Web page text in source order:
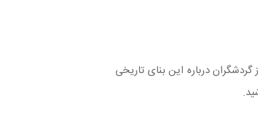
بسیاری از گردشگران درباره این بنای تاریخی